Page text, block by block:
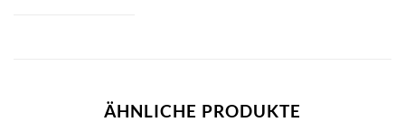
ÄHNLICHE PRODUKTE